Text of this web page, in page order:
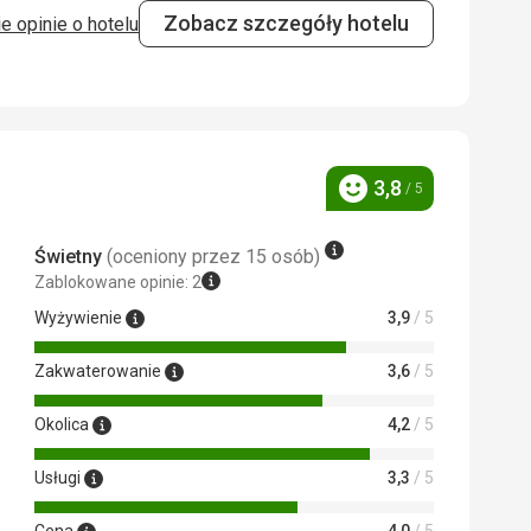
5,0/ 5
Zobacz szczegóły hotelu
opinie o hotelu
Ocena
3,8 / 5
Świetny (oceniony przez 15 osób)
Zablokowane opinie: 2
Wyżywienie
3,9/ 5
Zakwaterowanie 3,6/ 5
Okolica 4,2/ 5
Usługi 3,3 / 5